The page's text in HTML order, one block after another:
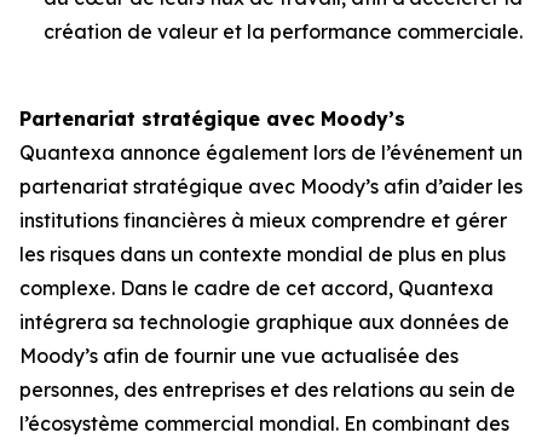
création de valeur et la performance commerciale.
Partenariat stratégique avec Moody’s
Quantexa annonce également lors de l’événement un
partenariat stratégique avec Moody’s afin d’aider les
institutions financières à mieux comprendre et gérer
les risques dans un contexte mondial de plus en plus
complexe. Dans le cadre de cet accord, Quantexa
intégrera sa technologie graphique aux données de
Moody’s afin de fournir une vue actualisée des
personnes, des entreprises et des relations au sein de
l’écosystème commercial mondial. En combinant des